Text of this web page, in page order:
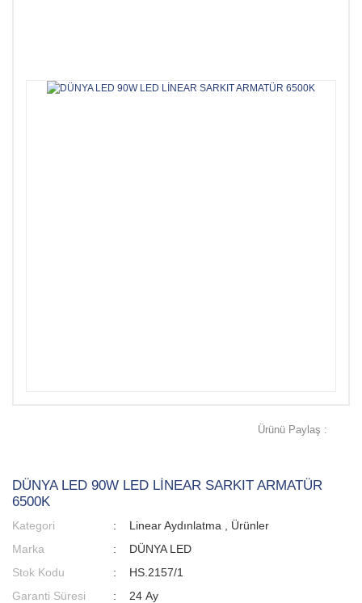
Ürünü Paylaş :
DÜNYA LED 90W LED LİNEAR SARKIT ARMATÜR
6500K
Kategori Linear Aydınlatma
Ürünler
Marka
DÜNYA LED
Stok Kodu
HS.2157/1
Garanti Süresi
24 Ay